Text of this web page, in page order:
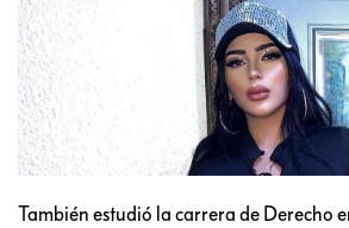
También estudió la carrera de Derecho